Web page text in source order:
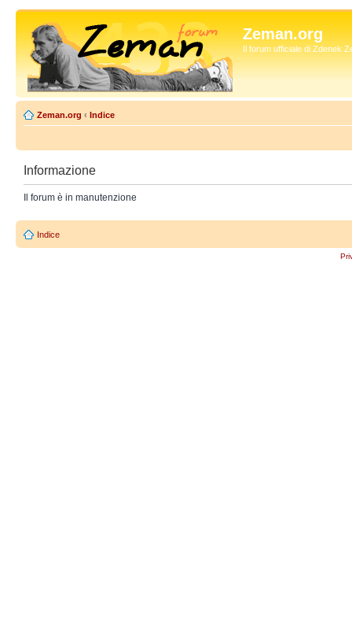
Zeman.org
Il forum ufficiale di Zdenek
Zeman.org ‹ Indice
Informazione
Il forum è in manutenzione
Indice